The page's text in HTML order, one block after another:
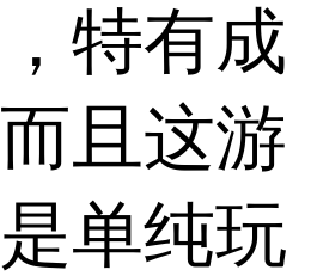
特有成
且这游
单纯玩